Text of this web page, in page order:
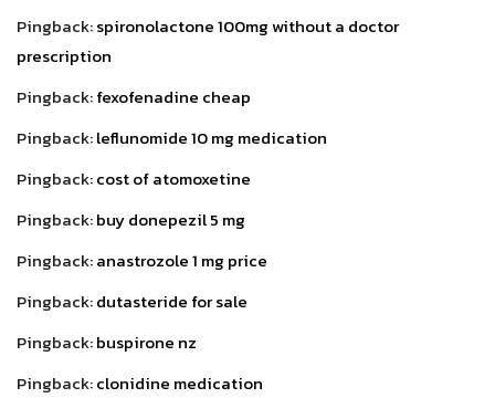
Pingback:spironolactone 100mg without a doctor
prescription
Pingback:fexofenadine cheap
Pingback:leflunomide 10 mg medication
Pingback:cost of atomoxetine
Pingback:buy donepezil 5 mg
Pingback:anastrozole 1 mg price
Pingback:dutasteride for sale
Pingback:buspirone nz
Pingback:clonidine medication